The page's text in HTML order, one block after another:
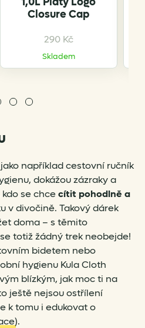
Closure Cap
290 Kč
Skladem
například cestovní ručník
dokážou zázraky a
se chcecítit pohodlně a
v divočině. Takový dárek
doma – s těmito
totiž žádný trek neobejde!
bidetem nebo
hygienu Kula Cloth
blízkým, jak moc ti na
ještě nejsou ostřílení
k tomu i edukovat o
).